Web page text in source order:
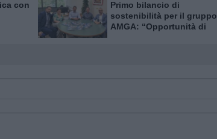
con
Primo bilancio di
sostenibilità per il gruppo
AMGA: “Opportunità di